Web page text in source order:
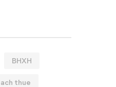
BHXH
thue